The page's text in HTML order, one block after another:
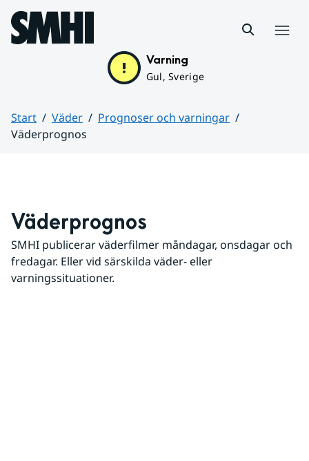
Hoppa till sidans innehåll
Varning
Gul, Sverige
Start Väder
Prognoser och varningar
Väderprognos
Väderprognos
SMHI publicerar väderfilmer måndagar, onsdagar och
fredagar. Eller vid särskilda väder- eller
varningssituationer.